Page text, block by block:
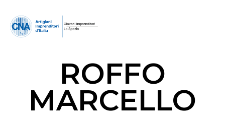
ROFFO
MARCELLO